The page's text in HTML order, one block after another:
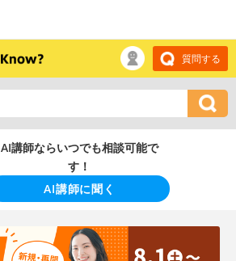
質問する
AI講師ならいつでも相談可能で
す！
AI講師に聞く